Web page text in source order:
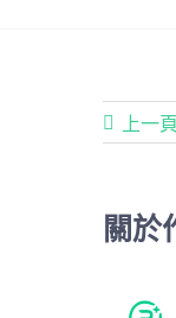
上一頁
關於